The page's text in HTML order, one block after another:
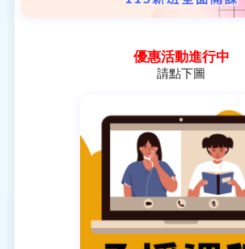
優惠活動進行中
請點下圖